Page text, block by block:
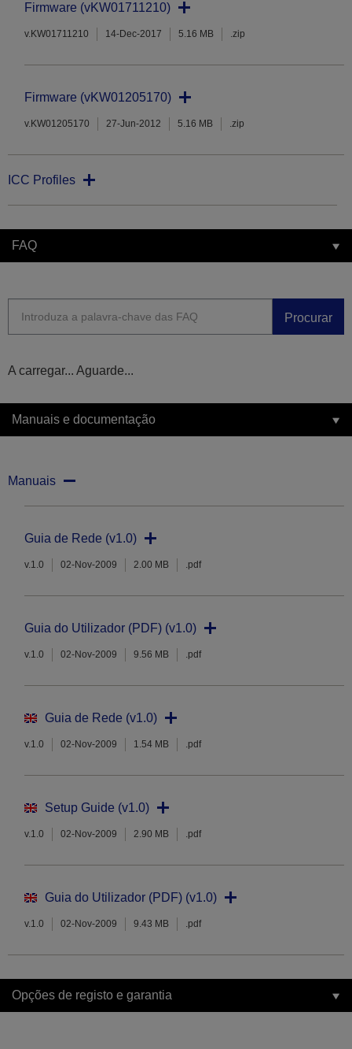
Firmware (vKW01711210)
v.KW01711210 14-Dec-2017 5.16 MB .zip
Firmware (vKW01205170)
v.KW01205170 27-Jun-2012 5.16 MB .zip
ICC Profiles
FAQ
Procurar
A carregar... Aguarde...
Manuais e documentação
Manuais
Guia de Rede (v1.0)
v.1.0 02-Nov-2009 2.00 MB .pdf
Guia do Utilizador (PDF) (v1.0)
v.1.0 02-Nov-2009 9.56 MB .pdf
Guia de Rede (v1.0)
v.1.0 02-Nov-2009 1.54 MB .pdf
Setup Guide (v1.0)
v.1.0 02-Nov-2009 2.90 MB .pdf
Guia do Utilizador (PDF) (v1.0)
v.1.0 02-Nov-2009 9.43 MB .pdf
Opções de registo e garantia